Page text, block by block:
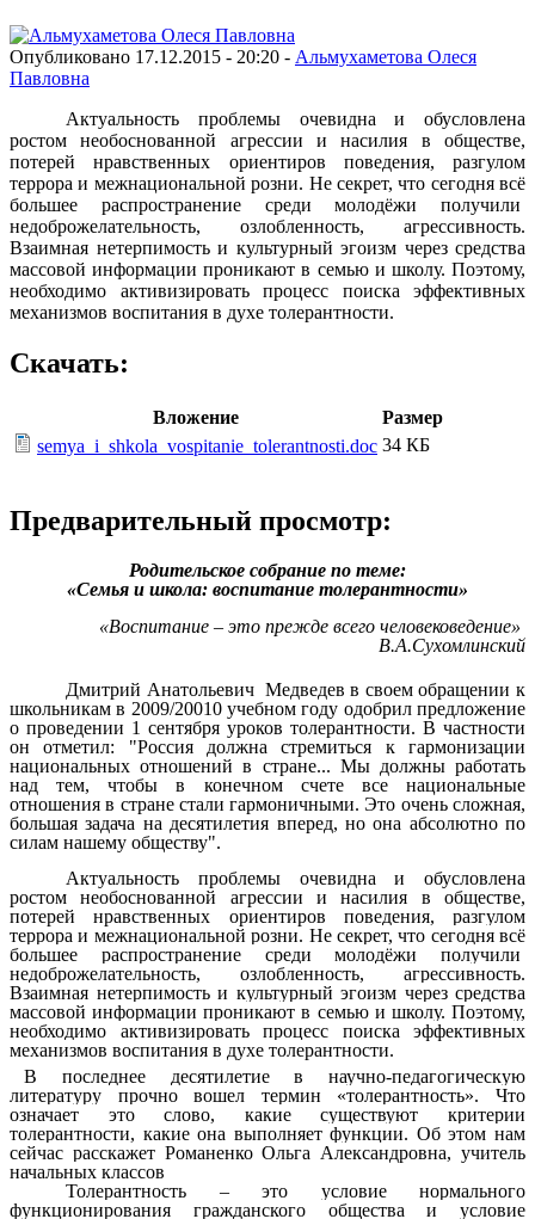
Опубликовано 17.12.2015 - 20:20 - Альмухаметова Олеся
Павловна
Актуальность проблемы очевидна и обусловлена
ростом необоснованной агрессии и насилия в обществе,
потерей нравственных ориентиров поведения, разгулом
террора и межнациональной розни. Не секрет, что сегодня всё
большее распространение среди молодёжи получили
недоброжелательность, озлобленность, агрессивность.
Взаимная нетерпимость и культурный эгоизм через средства
массовой информации проникают в семью и школу. Поэтому,
необходимо активизировать процесс поиска эффективных
механизмов воспитания в духе толерантности.
Скачать:
Вложение
Размер
semya_i_shkola_vospitanie_tolerantnosti.doc 34 КБ
Предварительный просмотр:
Родительское собрание по теме:
«Семья и школа: воспитание толерантности»
«Воспитание – это прежде всего человековедение»
В.А.Сухомлинский
Дмитрий Анатольевич Медведев в своем обращении к
школьникам в 2009/20010 учебном году одобрил предложение
о проведении 1 сентября уроков толерантности. В частности
он отметил: "Россия должна стремиться к гармонизации
национальных отношений в стране... Мы должны работать
над тем, чтобы в конечном счете все национальные
отношения в стране стали гармоничными. Это очень сложная,
большая задача на десятилетия вперед, но она абсолютно по
силам нашему обществу".
Актуальность проблемы очевидна и обусловлена
ростом необоснованной агрессии и насилия в обществе,
потерей нравственных ориентиров поведения, разгулом
террора и межнациональной розни. Не секрет, что сегодня всё
большее распространение среди молодёжи получили
недоброжелательность, озлобленность, агрессивность.
Взаимная нетерпимость и культурный эгоизм через средства
массовой информации проникают в семью и школу. Поэтому,
необходимо активизировать процесс поиска эффективных
механизмов воспитания в духе толерантности.
В последнее десятилетие в научно-педагогическую
литературу прочно вошел термин «толерантность». Что
означает это слово, какие существуют критерии
толерантности, какие она выполняет функции. Об этом нам
сейчас расскажет Романенко Ольга Александровна, учитель
начальных классов
Толерантность – это условие нормального
функционирования гражданского общества и условие